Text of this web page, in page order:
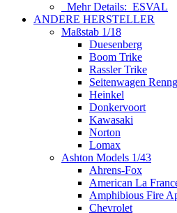
Mehr Details: ESVAL
ANDERE HERSTELLER
Maßstab 1/18
Duesenberg
Boom Trike
Rassler Trike
Seitenwagen
Heinkel
Donkervoort
Kawasaki
Norton
Lomax
Ashton Models 1/43
Ahrens-Fox
American La
Amphibious Fire
Chevrolet